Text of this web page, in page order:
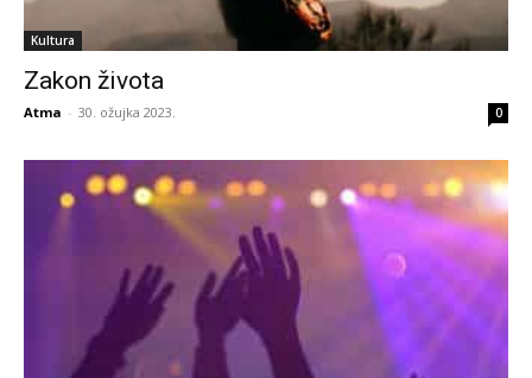
Kultura
Zakon života
Atma - 30. ožujka 2023. 0